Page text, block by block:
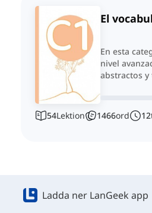
El
En esta
nivel
abstractos y
54Lektion 1466ord 12
Ladda ner LanGeek app